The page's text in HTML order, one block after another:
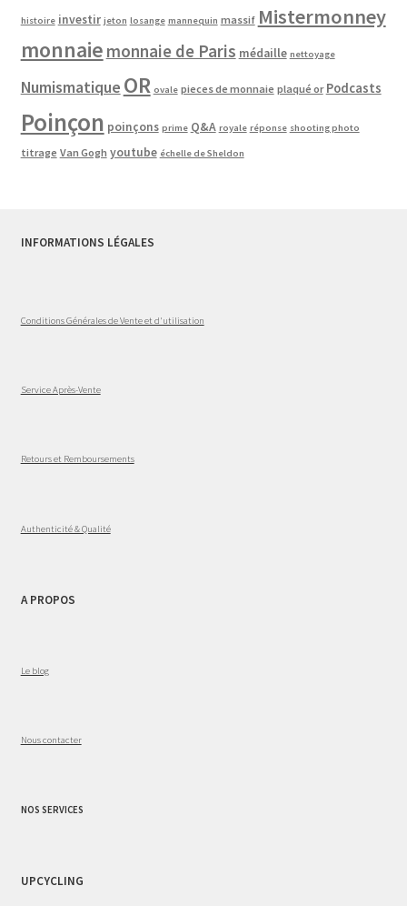
histoire investir jeton losange mannequin massif Mistermonney
monnaie monnaie de Paris médaille nettoyage
Numismatique OR ovale pieces de monnaie plaqué or Podcasts
Poinçon poinçons prime Q&A royale réponse shooting photo
titrage Van Gogh youtube échelle de Sheldon
INFORMATIONS LÉGALES
Conditions Générales de Vente et d'utilisation
Service Après-Vente
Retours et Remboursements
Authenticité & Qualité
A PROPOS
Le blog
Nous contacter
NOS SERVICES
UPCYCLING